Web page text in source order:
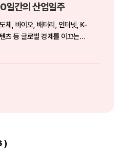
일간의 산업일주
체, 바이오, 배터리, 인터넷, K-
글로벌 경제를 이끄는
이 무엇인가?...
)